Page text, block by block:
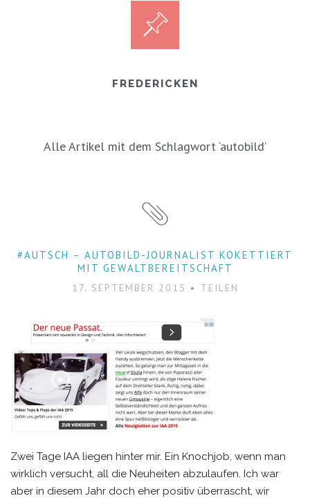
FREDERICKEN
Alle Artikel mit dem Schlagwort ‘autobild’
#AUTSCH – AUTOBILD-JOURNALIST KOKETTIERT
MIT GEWALTBEREITSCHAFT
17. SEPTEMBER 2015 TEILEN
Zwei Tage IAA liegen hinter mir. Ein Knochjob, wenn man
wirklich versucht, all die Neuheiten abzulaufen. Ich war
aber in diesem Jahr doch eher positiv überrascht, wir